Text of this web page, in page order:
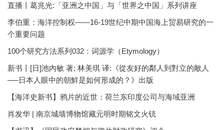
直播丨葛兆光:「亚洲之中国」与「世界之中国」系列讲座
李伯重：海洋控制权——16-19世纪中期中国海上贸易研究的一
个重要问题
100个研究方法系列032：词源学（Etymology）
新书丨[日]池內敏 著; 林美琪 译:《從友好的鄰人到對立的敵人
──日本人眼中的朝鮮是如何形成的？》出版
【海洋史新书】鸦片的近世：荷兰东印度公司与海域亚洲
肖发华 | 南京城墙博物馆藏元明时期铭文火铳